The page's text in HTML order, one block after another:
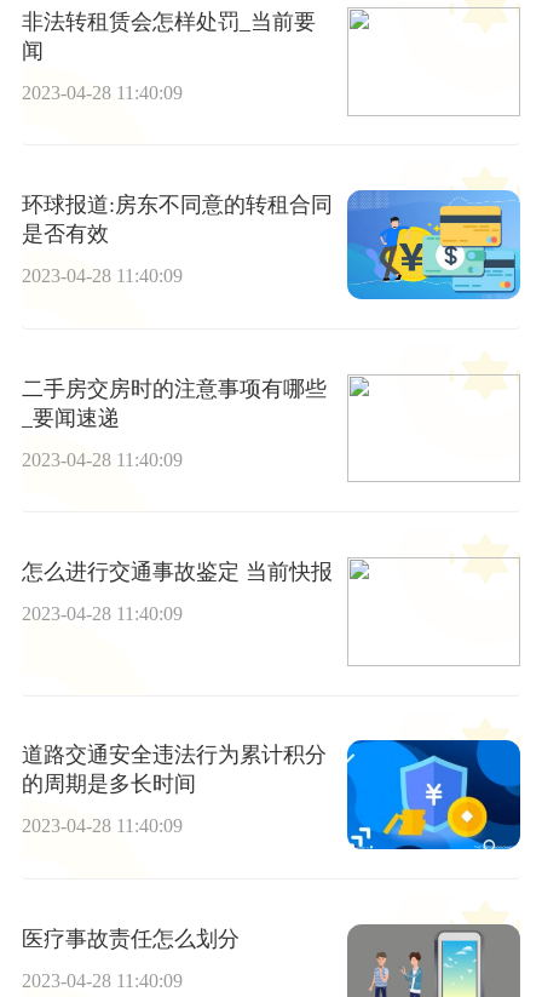
非法转租赁会怎样处罚_当前要
闻
2023-04-28 11:40:09
环球报道:房东不同意的转租合同
是否有效
2023-04-28 11:40:09
二手房交房时的注意事项有哪些
_要闻速递
2023-04-28 11:40:09
怎么进行交通事故鉴定 当前快报
2023-04-28 11:40:09
道路交通安全违法行为累计积分
的周期是多长时间
2023-04-28 11:40:09
医疗事故责任怎么划分
2023-04-28 11:40:09